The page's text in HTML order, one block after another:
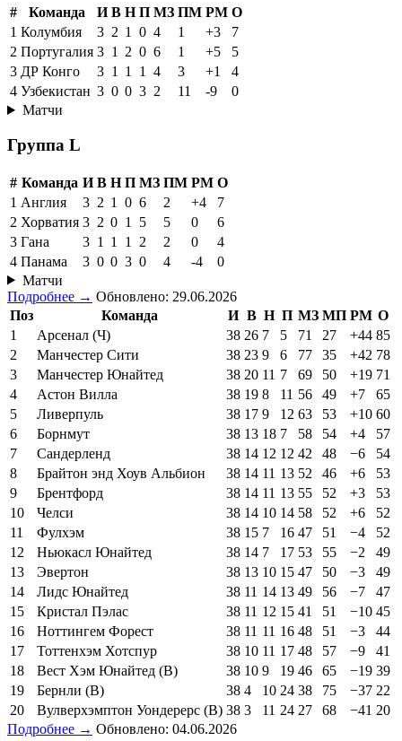
# Команда И В Н П МЗ ПМ РМ О
1 Колумбия 3 2 1 0 4 1 +3
7
2 Португалия 3 1 2 0 6 1 +5
5
3 ДР Конго 3 1 1 1 4 3 +1
4
4 Узбекистан 3 0 0 3 2 11 -9
0
Матчи
Группа L
# Команда И В Н П МЗ ПМ РМ О
1 Англия 3 2 1 0 6 2 +4
7
2 Хорватия 3 2 0 1 5 5 0
6
3 Гана 3 1 1 1 2 2 0
4
4 Панама 3 0 0 3 0 4 -4
0
Матчи
Подробнее → Обновлено: 29.06.2026
Поз
Команда И В Н П МЗ МП РМ О
1
Арсенал (Ч) 38 26 7 5 71 27 +44 85
2
Манчестер Сити 38 23 9 6 77 35 +42 78
3
Манчестер Юнайтед 38 20 11 7 69 50 +19 71
4
Астон Вилла 38 19 8 11 56 49 +7
65
5
Ливерпуль 38 17 9 12 63 53 +10 60
6
Борнмут 38 13 18 7 58 54 +4
57
7
Сандерленд 38 14 12 12 42 48 −6
54
8
Брайтон энд Хоув Альбион 38 14 11 13 52 46 +6
53
9
Брентфорд 38 14 11 13 55 52 +3
53
10
Челси 38 14 10 14 58 52 +6
52
11
Фулхэм 38 15 7 16 47 51 −4
52
12
Ньюкасл Юнайтед 38 14 7 17 53 55 −2
49
13
Эвертон 38 13 10 15 47 50 −3
49
14
Лидс Юнайтед 38 11 14 13 49 56 −7
47
15
Кристал Пэлас 38 11 12 15 41 51 −10 45
16
Ноттингем Форест 38 11 11 16 48 51 −3
44
17
Тоттенхэм Хотспур 38 10 11 17 48 57 −9
41
18
Вест Хэм Юнайтед (В) 38 10 9 19 46 65 −19 39
19
Бернли (В) 38 4 10 24 38 75 −37 22
20
Вулверхэмптон Уондерерс (В) 38 3 11 24 27 68 −41 20
Подробнее → Обновлено: 04.06.2026